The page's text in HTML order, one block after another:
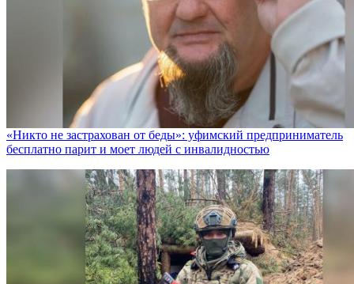
«Никто не заcтрахован от беды»: уфимский предприниматель
бесплатно парит и моет людей с инвалидностью